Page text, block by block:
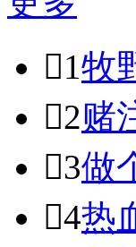
1牧
2赌
3做
4热